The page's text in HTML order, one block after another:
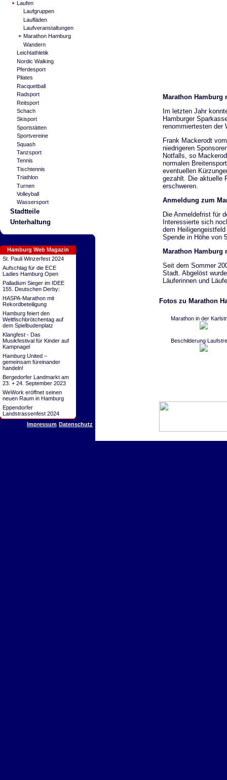
Laufen
Laufgruppen
Laufläden
Laufveranstaltungen
Marathon Hamburg
Wandern
Leichtathletik
Nordic Walking
Pferdesport
Pilates
Racquetball
Radsport
Reitsport
Schach
Skisport
Sportstätten
Sportvereine
Squash
Tanzsport
Tennis
Tischtennis
Triathlon
Turnen
Volleyball
Wassersport
Stadtteile
Unterhaltung
Hamburg Web Magazin
St. Pauli Winzerfest 2024
Aufschlag für die ECE
Ladies Hamburg Open
Palladium Sieger im IDEE
155. Deutschen Derby:
HASPA-Marathon mit
Rekordbeteiligung
Hamburg feiert den
Weltfischbrötchentag auf
dem Spielbudenplatz
Klangfest - Das
Musikfestival für Kinder auf
Kampnagel
Hamburg United –
gemeinsam füreinander
handeln!
Bergedorfer Landmarkt am
23. + 24. September 2023
WeWork eröffnet seinen
neuen Raum in Hamburg
Eppendorfer
Landstrassenfest 2024
Impressum Datenschutz
Marathon Hamburg
Im letzten Jahr
Hamburger
renommiertesten der
Frank Mackerodt
niedrigeren
Notfalls, so
normalen
eventuellen
gezahlt. Die aktuelle
erschweren.
Anmeldung zum
Die Anmeldefrist für
Interessierte sich
dem
Spende in Höhe von
Marathon
Seit dem Sommer
Stadt. Abgelöst
Läuferinnen und
Fotos zu Marathon
Marathon in der
Beschilderung